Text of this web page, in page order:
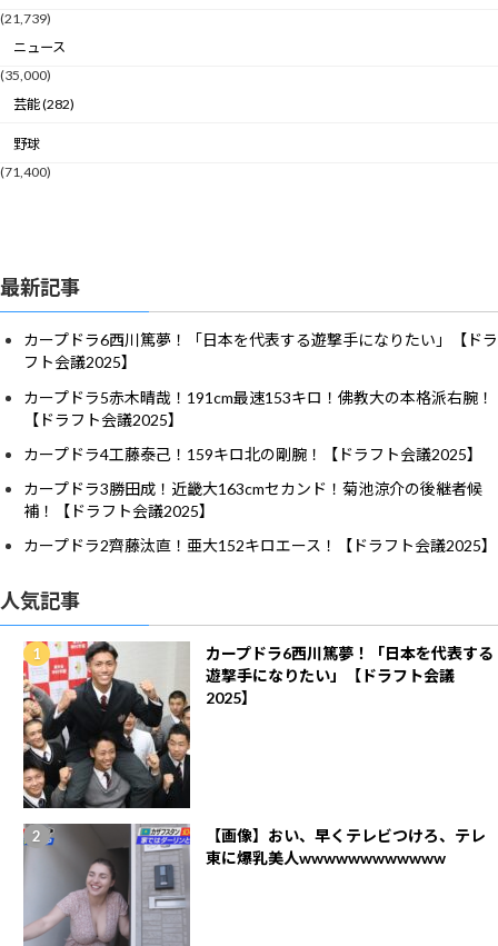
(21,739)
ニュース
(35,000)
芸能 (282)
野球
(71,400)
最新記事
カープドラ6西川篤夢！「日本を代表する遊撃手になりたい」【ドラ
フト会議2025】
カープドラ5赤木晴哉！191cm最速153キロ！佛教大の本格派右腕！
【ドラフト会議2025】
カープドラ4工藤泰己！159キロ北の剛腕！【ドラフト会議2025】
カープドラ3勝田成！近畿大163cmセカンド！菊池涼介の後継者候
補！【ドラフト会議2025】
カープドラ2齊藤汰直！亜大152キロエース！【ドラフト会議2025】
人気記事
カープドラ6西川篤夢！「日本を代表する
遊撃手になりたい」【ドラフト会議
2025】
【画像】おい、早くテレビつけろ、テレ
東に爆乳美人wwwwwwwwwwww